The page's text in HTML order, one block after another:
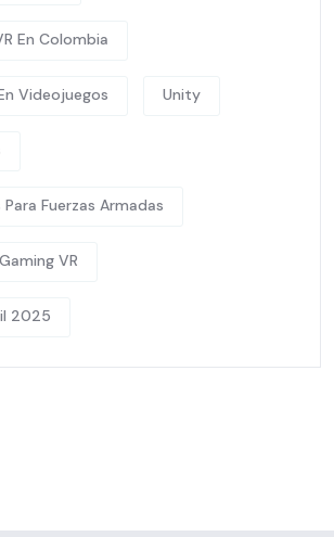
En Colombia
Videojuegos Unity
Fuerzas Armadas
VR
2025